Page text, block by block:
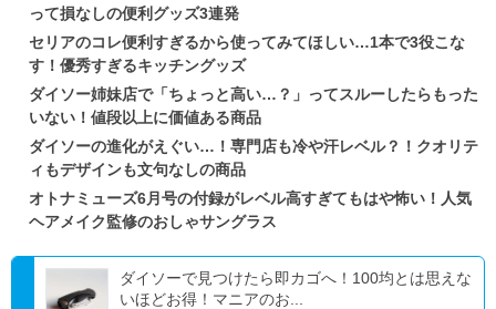
って損なしの便利グッズ3連発
セリアのコレ便利すぎるから使ってみてほしい…1本で3役こな
す！優秀すぎるキッチングッズ
ダイソー姉妹店で「ちょっと高い…？」ってスルーしたらもった
いない！値段以上に価値ある商品
ダイソーの進化がえぐい…！専門店も冷や汗レベル？！クオリテ
ィもデザインも文句なしの商品
オトナミューズ6月号の付録がレベル高すぎてもはや怖い！人気
ヘアメイク監修のおしゃサングラス
ダイソーで見つけたら即カゴへ！100均とは思えな
いほどお得！マニアのお...